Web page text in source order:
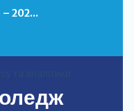
– 202...